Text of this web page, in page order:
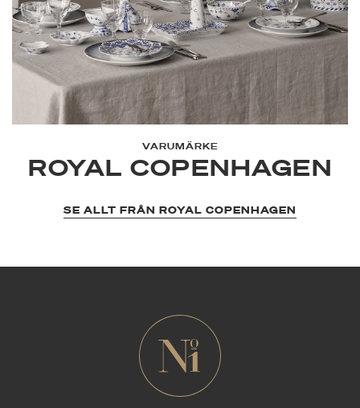
VARUMÄRKE
ROYAL COPENHAGEN
SE ALLT FRÅN ROYAL COPENHAGEN